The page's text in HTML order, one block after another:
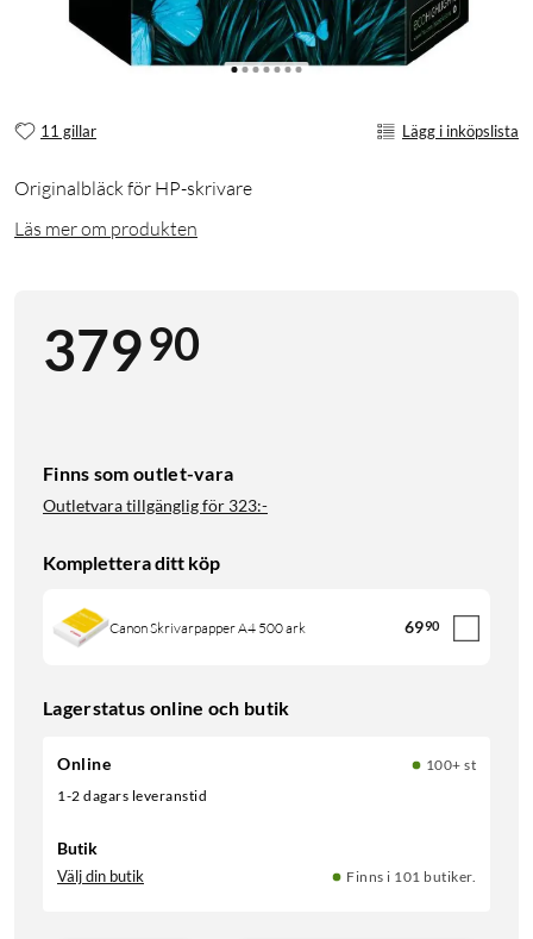
11 gillar Lägg i inköpslista
Originalbläck för HP-skrivare
Läs mer om produkten
37990
Finns som outlet-vara
Outletvara tillgänglig för 323:-
Komplettera ditt köp
Canon Skrivarpapper A4 500 ark 6990
Lagerstatus online och butik
Online
100+ st
1-2 dagars leveranstid
Butik
Välj din butik Finns i 101 butiker.